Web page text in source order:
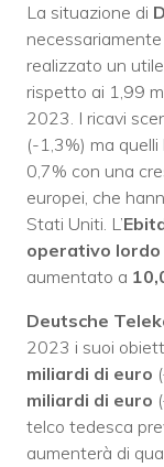
La situazione di
realizzato un
rispetto ai 1,99
2023. I ricavi
(-1,3%) ma
0,7% con una
europei, che
Stati Uniti. L’
operativo lordo
aumentato a
Deutsche
2023 i suoi
miliardi di euro
miliardi di euro
telco tedesca
aumenterà di